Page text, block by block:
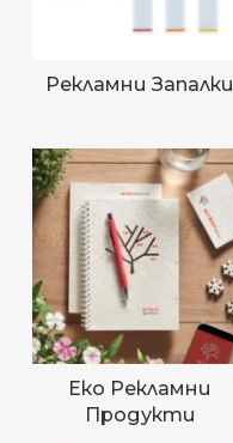
Рекламни Запалки
Еко Рекламни
Продукти